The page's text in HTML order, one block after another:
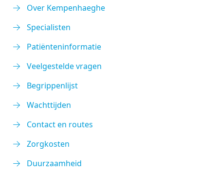
Over Kempenhaeghe
Specialisten
Patiënteninformatie
Veelgestelde vragen
Begrippenlijst
Wachttijden
Contact en routes
Zorgkosten
Duurzaamheid